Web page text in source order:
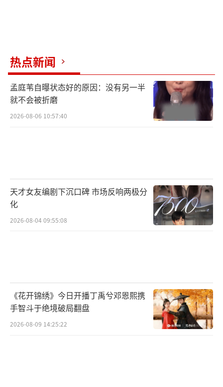
讼，但这可能耗时两年以上，一旦败诉不仅要
支付高额违约金，还可能被法院列为被执行
人，直播带货都会受限。和解也是选项之一，
通过“继续履行部分合约+降低分成”换取公司
待合约自然到期。但抑郁症的反复和长期空窗
对上升期的小花几乎是自杀式选择。
赵露思的悲剧反映了娱乐圈“长约+高分
万”只是开始，真正的代价可能是她未来四年
的黄金花期。她在长文末尾写下“不用你们封
杀，我不干了”时，既是对资本的怒吼，也是
对自己走错每一步的悲鸣。
（责任编辑：张蕾 TT000
热点新闻
孟庭苇自曝状态好的原因：没有另一半
就不会被折磨
2026-08-06 10:57:40
天才女友编剧下沉口碑 市场反响两极分
化
2026-08-04 09:55:08
《花开锦绣》今日开播丁禹兮邓恩熙携
手智斗于绝境破局翻盘
2026-08-09 14:25:22